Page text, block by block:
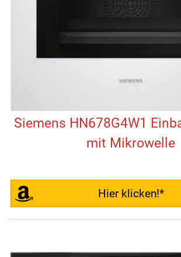
Siemens HN678G4W1
mit Mikrowelle
Hier klicken!*